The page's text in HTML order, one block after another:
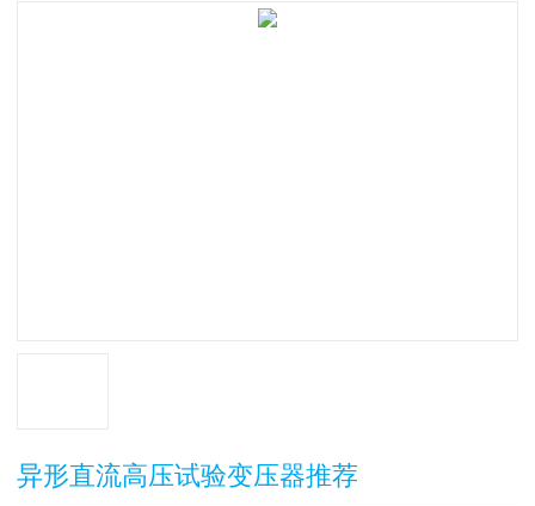
异形直流高压试验变压器推荐